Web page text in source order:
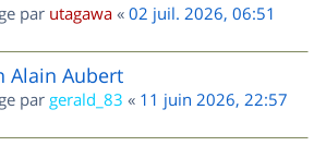
par utagawa « 02 juil. 2026, 06:51
Alain Aubert
par gerald_83 « 11 juin 2026, 22:57